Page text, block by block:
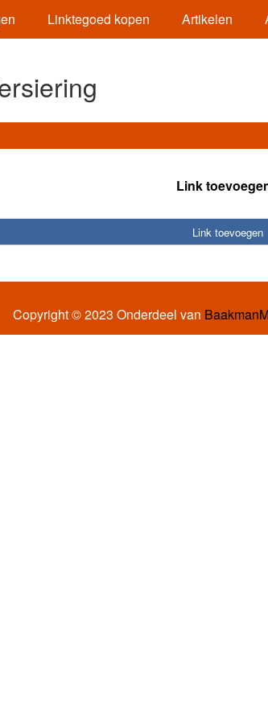
Linktegoed kopen Artikelen
Link
Link toevoegen
Copyright © 2023 Onderdeel van